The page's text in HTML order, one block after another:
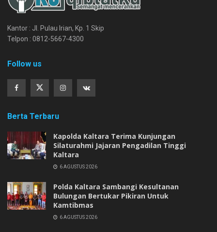
Kantor : Jl. Pulau Irian, Kp. 1 Skip
Telpon : 0812-5667-4300
Follow us
Berta Terbaru
Kapolda Kaltara Terima Kunjungan
Silaturahmi Jajaran Pengadilan Tinggi
Kaltara
6 AGUSTUS 2026
Polda Kaltara Sambangi Kesultanan
Bulungan Bertukar Pikiran Untuk
Kamtibmas
6 AGUSTUS 2026